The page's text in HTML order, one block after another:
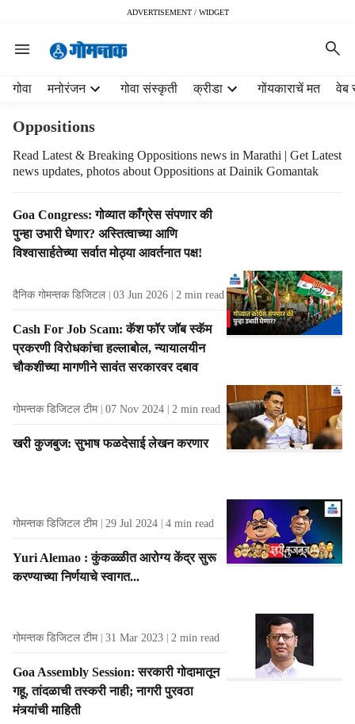
ADVERTISEMENT / WIDGET
गोवा मनोरंजन गोवा संस्कृती क्रीडा गोंयकाराचें मत वेब
Oppositions
Read Latest & Breaking Oppositions news in Marathi | Get Latest
news updates, photos about Oppositions at Dainik Gomantak
T
a
g
s
l
t
s
Goa Congress: गोव्यात काँग्रेस संपणार की
पुन्हा उभारी घेणार? अस्तित्वाच्या आणि
विश्वासार्हतेच्या सर्वात मोठ्या आवर्तनात पक्ष!
दैनिक गोमन्तक डिजिटल 03 Jun 2026 2 min read
Cash For Job Scam: कॅश फॉर जॉब स्कॅम
प्रकरणी विरोधकांचा हल्लाबोल, न्यायालयीन
चौकशीच्या मागणीने सावंत सरकारवर दबाव
गोमन्तक डिजिटल टीम 07 Nov 2024 2 min read
खरी कुजबुज: सुभाष फळदेसाई लेखन करणार
गोमन्तक डिजिटल टीम 29 Jul 2024 4 min read
Yuri Alemao : कुंकळ्ळीत आरोग्‍य केंद्र सुरू
करण्‍याच्‍या निर्णयाचे स्‍वागत...
गोमन्तक डिजिटल टीम 31 Mar 2023 2 min read
Goa Assembly Session: सरकारी गोदामातून
गहू, तांदळाची तस्करी नाही; नागरी पुरवठा
मंत्र्यांची माहिती